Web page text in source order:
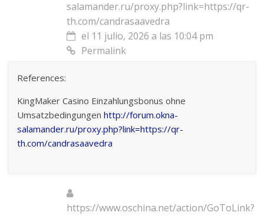
salamander.ru/proxy.php?link=https://qr-
th.com/candrasaavedra
el 11 julio, 2026 a las 10:04 pm
Permalink
References:
KingMaker Casino Einzahlungsbonus ohne
Umsatzbedingungenhttp://forum.okna-
salamander.ru/proxy.php?link=https://qr-
th.com/candrasaavedra
https://www.oschina.net/action/GoToLink?